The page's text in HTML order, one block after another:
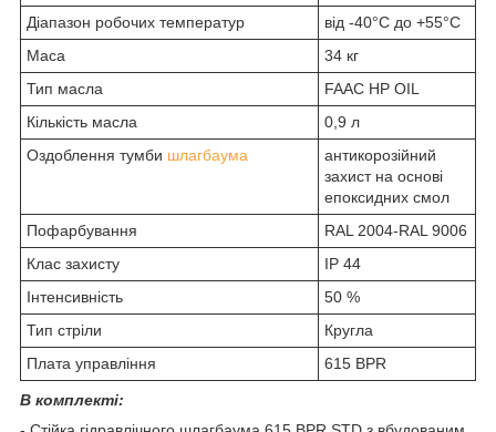
Діапазон робочих температур
від -40°С до +55°C
Маса
34 кг
Тип масла
FAAC HP OIL
Кількість масла
0,9 л
Оздоблення тумби шлагбаума
антикорозійний
захист на основі
епоксидних смол
Пофарбування
RAL 2004-RAL 9006
Клас захисту
ІР 44
Інтенсивність
50 %
Тип стріли
Кругла
Плата управління
615 BPR
В комплекті: